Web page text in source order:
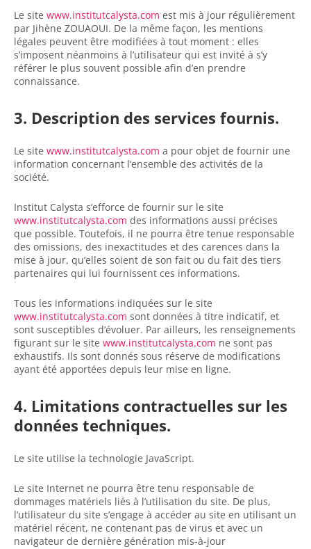
Le site www.institutcalysta.com est mis à jour régulièrement
par Jihène ZOUAOUI. De la même façon, les mentions
légales peuvent être modifiées à tout moment : elles
s’imposent néanmoins à l’utilisateur qui est invité à s’y
référer le plus souvent possible afin d’en prendre
connaissance.
3. Description des services fournis.
Le site www.institutcalysta.com a pour objet de fournir une
information concernant l’ensemble des activités de la
société.
Institut Calysta s’efforce de fournir sur le site
www.institutcalysta.com des informations aussi précises
que possible. Toutefois, il ne pourra être tenue responsable
des omissions, des inexactitudes et des carences dans la
mise à jour, qu’elles soient de son fait ou du fait des tiers
partenaires qui lui fournissent ces informations.
Tous les informations indiquées sur le site
www.institutcalysta.com sont données à titre indicatif, et
sont susceptibles d’évoluer. Par ailleurs, les renseignements
figurant sur le site www.institutcalysta.com ne sont pas
exhaustifs. Ils sont donnés sous réserve de modifications
ayant été apportées depuis leur mise en ligne.
4. Limitations contractuelles sur les
données techniques.
Le site utilise la technologie JavaScript.
Le site Internet ne pourra être tenu responsable de
dommages matériels liés à l’utilisation du site. De plus,
l’utilisateur du site s’engage à accéder au site en utilisant un
matériel récent, ne contenant pas de virus et avec un
navigateur de dernière génération mis-à-jour